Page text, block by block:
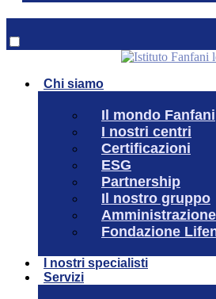
Chi siamo
Il mondo Fanfani
I nostri centri
Certificazioni
ESG
Partnership
Il nostro gruppo
Fondazione
I nostri specialisti
Servizi